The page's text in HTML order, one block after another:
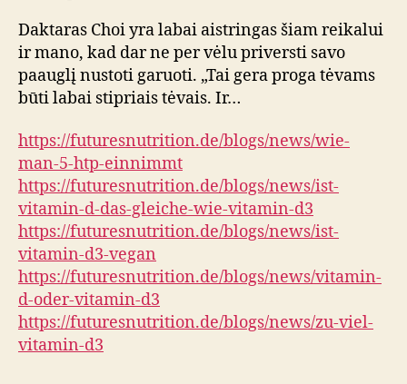
Daktaras Choi yra labai aistringas šiam reikalui
ir mano, kad dar ne per vėlu priversti savo
paauglį nustoti garuoti. „Tai gera proga tėvams
būti labai stipriais tėvais. Ir…
https://futuresnutrition.de/blogs/news/wie-
man-5-htp-einnimmt
https://futuresnutrition.de/blogs/news/ist-
vitamin-d-das-gleiche-wie-vitamin-d3
https://futuresnutrition.de/blogs/news/ist-
vitamin-d3-vegan
https://futuresnutrition.de/blogs/news/vitamin-
d-oder-vitamin-d3
https://futuresnutrition.de/blogs/news/zu-viel-
vitamin-d3